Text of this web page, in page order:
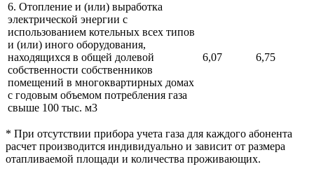
6. Отопление и (или) выработка
электрической энергии с
использованием котельных всех типов
и (или) иного оборудования,
находящихся в общей долевой
собственности собственников
помещений в многоквартирных домах
с годовым объемом потребления газа
свыше 100 тыс. м3
6,07 6,75
* При отсутствии прибора учета газа для каждого абонента
расчет производится индивидуально и зависит от размера
отапливаемой площади и количества проживающих.